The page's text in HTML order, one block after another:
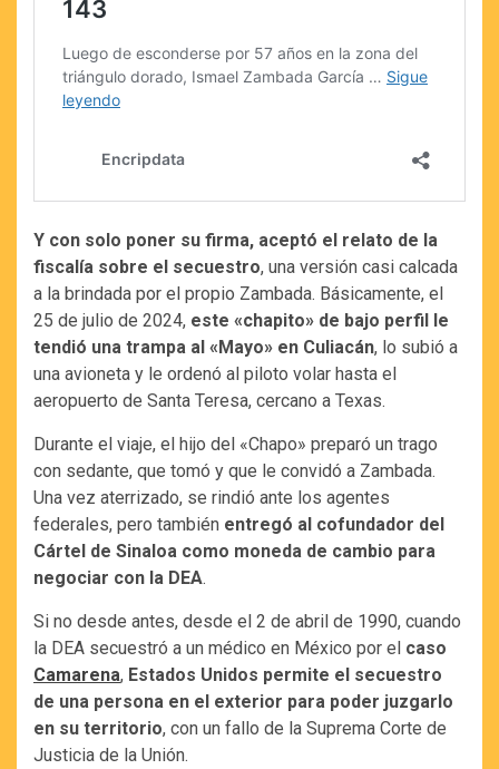
Y con solo poner su firma, aceptó el relato de la
fiscalía sobre el secuestro, una versión casi calcada
a la brindada por el propio Zambada. Básicamente, el
25 de julio de 2024, este «chapito» de bajo perfil le
tendió una trampa al «Mayo» en Culiacán, lo subió a
una avioneta y le ordenó al piloto volar hasta el
aeropuerto de Santa Teresa, cercano a Texas.
Durante el viaje, el hijo del «Chapo» preparó un trago
con sedante, que tomó y que le convidó a Zambada.
Una vez aterrizado, se rindió ante los agentes
federales, pero también entregó al cofundador del
Cártel de Sinaloa como moneda de cambio para
negociar con la DEA.
Si no desde antes, desde el 2 de abril de 1990, cuando
la DEA secuestró a un médico en México por el caso
Camarena, Estados Unidos permite el secuestro
de una persona en el exterior para poder juzgarlo
en su territorio, con un fallo de la Suprema Corte de
Justicia de la Unión.